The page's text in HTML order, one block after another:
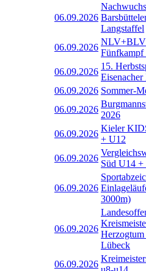
06.09.2026
Langstaffel
06.09.2026
NLV+BLV
Fünfkampf
06.09.2026
15.
06.09.2026 Sommer-
06.09.2026
2026
06.09.2026
Kieler
+ U12
06.09.2026
Süd U14
06.09.2026
3000m)
06.09.2026
Lübeck
06.09.2026